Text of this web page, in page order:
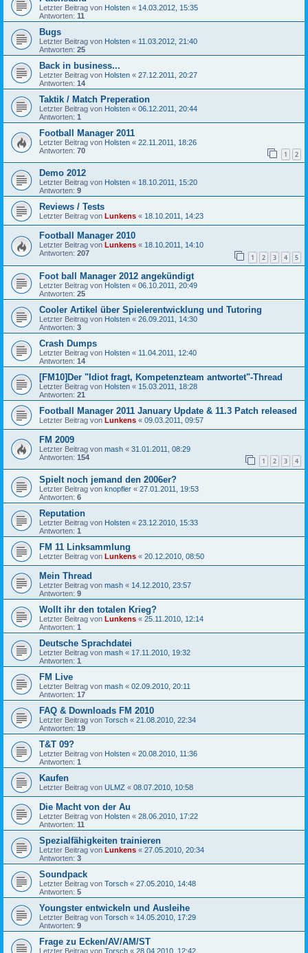
Letzter Beitrag von Holsten « 14.03.2012, 15:35
Antworten: 11
Bugs
Letzter Beitrag von Holsten « 11.03.2012, 21:40
Antworten: 25
Back in business...
Letzter Beitrag von Holsten « 27.12.2011, 20:27
Antworten: 14
Taktik / Match Preperation
Letzter Beitrag von Holsten « 06.12.2011, 20:44
Antworten: 1
Football Manager 2011
Letzter Beitrag von Holsten « 22.11.2011, 18:26
Antworten: 70 1 2
Demo 2012
Letzter Beitrag von Holsten « 18.10.2011, 15:20
Antworten: 9
Reviews / Tests
Letzter Beitrag von Lunkens « 18.10.2011, 14:23
Football Manager 2010
Letzter Beitrag von Lunkens « 18.10.2011, 14:10
Antworten: 207 1 2 3 4 5
Foot ball Manager 2012 angekündigt
Letzter Beitrag von Holsten « 06.10.2011, 20:49
Antworten: 25
Cooler Artikel über Spielerentwicklung und Tutoring
Letzter Beitrag von Holsten « 26.09.2011, 14:30
Antworten: 3
Crash Dumps
Letzter Beitrag von Holsten « 11.04.2011, 12:40
Antworten: 14
[FM10]Der "Idiot fragt, Kompetenzteam antwortet"-Thread
Letzter Beitrag von Holsten « 15.03.2011, 18:28
Antworten: 21
Football Manager 2011 January Update & 11.3 Patch released
Letzter Beitrag von Lunkens « 09.03.2011, 09:57
FM 2009
Letzter Beitrag von mash « 31.01.2011, 08:29
Antworten: 154 1 2 3 4
Spielt noch jemand den 2006er?
Letzter Beitrag von knopfler « 27.01.2011, 19:53
Antworten: 6
Reputation
Letzter Beitrag von Holsten « 23.12.2010, 15:33
Antworten: 1
FM 11 Linksammlung
Letzter Beitrag von Lunkens « 20.12.2010, 08:50
Mein Thread
Letzter Beitrag von mash « 14.12.2010, 23:57
Antworten: 9
Wollt ihr den totalen Krieg?
Letzter Beitrag von Lunkens « 25.11.2010, 12:14
Antworten: 1
Deutsche Sprachdatei
Letzter Beitrag von mash « 17.11.2010, 19:32
Antworten: 1
FM Live
Letzter Beitrag von mash « 02.09.2010, 20:11
Antworten: 17
FAQ & Downloads FM 2010
Letzter Beitrag von Torsch « 21.08.2010, 22:34
Antworten: 19
T&T 09?
Letzter Beitrag von Holsten « 20.08.2010, 11:36
Antworten: 1
Kaufen
Letzter Beitrag von ULMZ « 08.07.2010, 10:58
Die Macht von der Au
Letzter Beitrag von Holsten « 28.06.2010, 17:22
Antworten: 11
Spezialfähigkeiten trainieren
Letzter Beitrag von Lunkens « 27.05.2010, 20:34
Antworten: 3
Soundpack
Letzter Beitrag von Torsch « 27.05.2010, 14:48
Antworten: 5
Youngster entwickeln und Ausleihe
Letzter Beitrag von Torsch « 14.05.2010, 17:29
Antworten: 9
Frage zu Ecken/AV/AM/ST
Letzter Beitrag von Torsch « 28.04.2010, 12:42